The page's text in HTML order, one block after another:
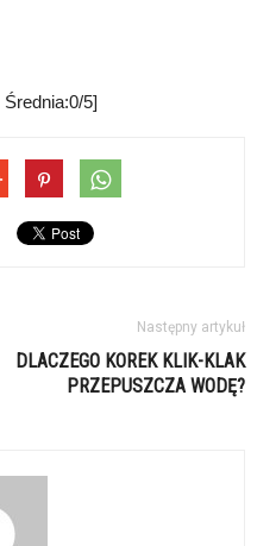
5]
Następny artykuł
DLACZEGO KOREK KLIK-KLAK
PRZEPUSZCZA WODĘ?